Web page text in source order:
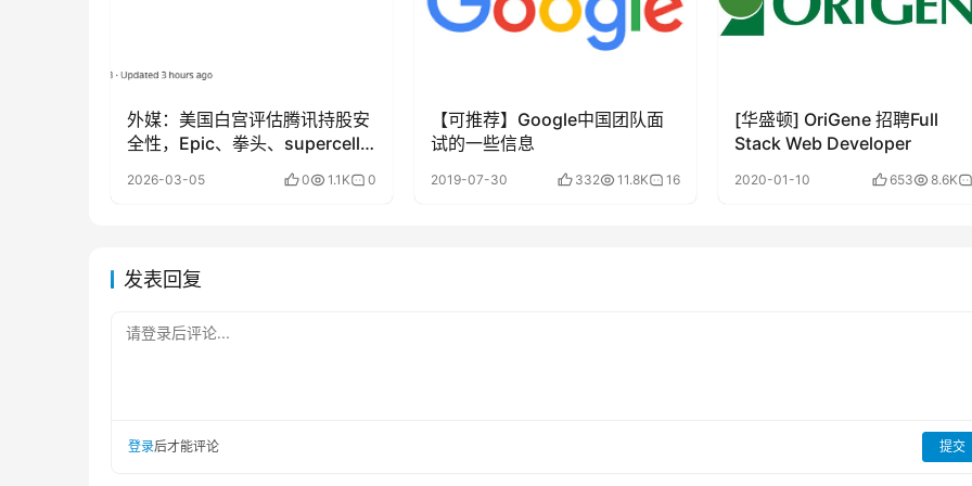
外媒：美国白宫评估腾讯持股安
全性，Epic、拳头、supercell
2026-03-05 0 1.1K 0
【可推荐】Google中国团队面
试的一些信息
2019-07-30 332 11.8K 16
[华盛顿] OriGene 招聘Full
Stack Web Developer
2020-01-10 653 8.6K
发表回复
请登录后评论...
登录后才能评论 提交